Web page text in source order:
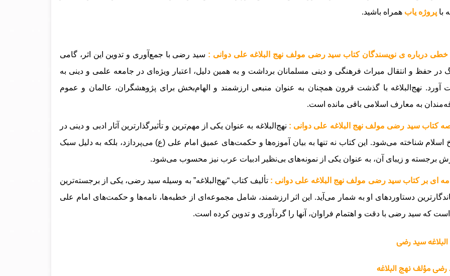
با پروژه یاب همراه باشید.
خطی درباره ی نویسندگان کتاب سید رضی مولف نهج البلاغه علی دوانی : سید رضی با جمع‌آوری و تدوین این اثر، گامی
در حفظ و انتقال میراث فرهنگی و دینی مسلمانان برداشت و به همین دلیل، اعتبار ویژه‌ای در جامعه علمی و دینی به
آورد. نهج‌البلاغه با گذشت قرون همچنان به عنوان منبعی ارزشمند و الهام‌بخش برای پژوهشگران، عالمان و عموم
به معارف اسلامی باقی مانده است.
کتاب سید رضی مولف نهج البلاغه علی دوانی : نهج‌البلاغه به عنوان یکی از مهم‌ترین و تأثیرگذارترین آثار ادبی و دینی در
اسلام شناخته می‌شود. این کتاب نه تنها به بیان آموزه‌ها و حکمت‌های عمیق امام علی (ع) می‌پردازد، بلکه به دلیل سبک
برجسته و زیبای آن، به عنوان یکی از نمونه‌های بی‌نظیر ادبیات عرب نیز محسوب می‌شود.
ای بر کتاب سید رضی مولف نهج البلاغه علی دوانی :تألیف کتاب “نهج‌البلاغه” به وسیله سید رضی، یکی از برجسته‌ترین
دستاوردهای او به شمار می‌آید. این اثر ارزشمند، شامل مجموعه‌ای از خطبه‌ها، نامه‌ها و حکمت‌های امام علی
که سید رضی با دقت و اهتمام فراوان، آنها را گردآوری و تدوین کرده است.
سید رضی
مؤلف نهج البلاغه